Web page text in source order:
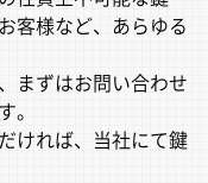
客様など、あらゆる
まずはお問い合わせ
。
ければ、当社にて鍵